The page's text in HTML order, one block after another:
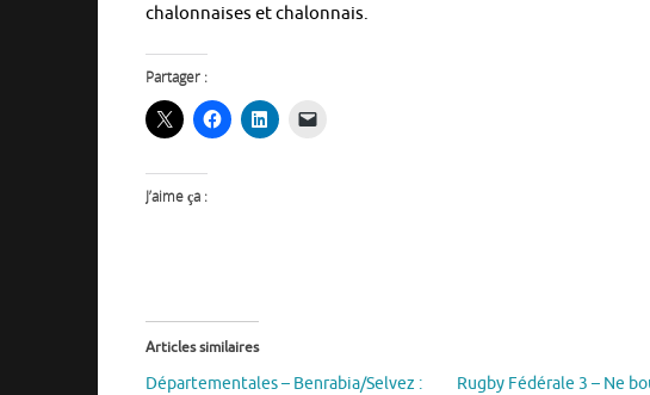
chalonnaises et chalonnais.
Partager :
J’aime ça :
Articles similaires
Départementales – Benrabia/Selvez :
Rugby Fédérale 3 – Ne